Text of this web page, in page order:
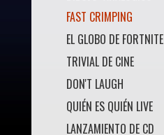
FAST CRIMPING
EL GLOBO DE FORTNITE
TRIVIAL DE CINE
DON'T LAUGH
QUIÉN ES QUIÉN LIVE
LANZAMIENTO DE CD